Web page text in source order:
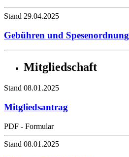
Stand 29.04.2025
Gebühren und Spesenordnung
Mitgliedschaft
Stand 08.01.2025
Mitgliedsantrag
PDF - Formular
Stand 08.01.2025